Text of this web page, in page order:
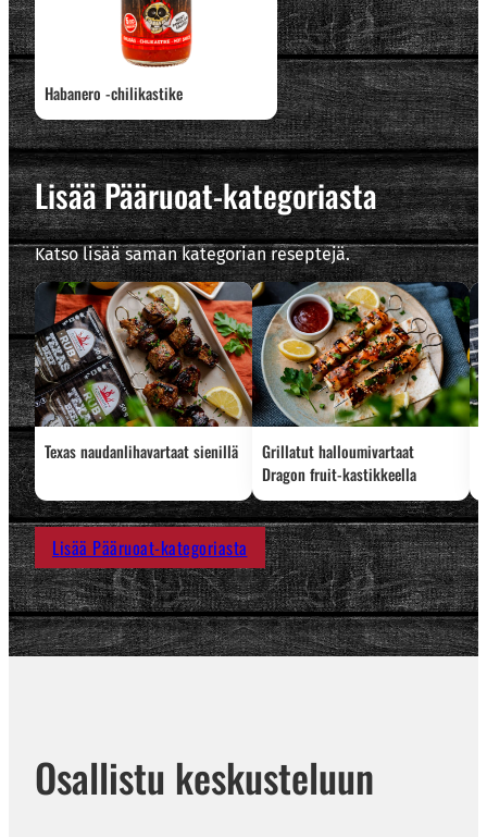
Habanero -chilikastike
Lisää Pääruoat-kategoriasta
Katso lisää saman kategorian reseptejä.
Texas naudanlihavartaat sienillä
Grillatut halloumivartaat
Dragon fruit-kastikkeella
Lisää Pääruoat-kategoriasta
Osallistu keskusteluun